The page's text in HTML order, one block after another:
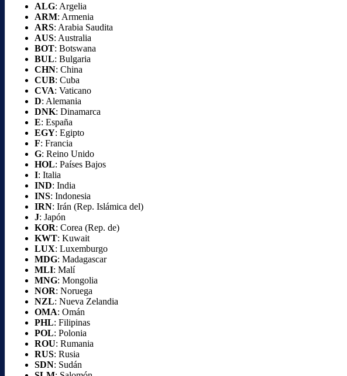
ALG: Argelia
ARM: Armenia
ARS: Arabia Saudita
AUS: Australia
BOT: Botswana
BUL: Bulgaria
CHN: China
CUB: Cuba
CVA: Vaticano
D: Alemania
DNK: Dinamarca
E: España
EGY: Egipto
F: Francia
G: Reino Unido
HOL: Países Bajos
I: Italia
IND: India
INS: Indonesia
IRN: Irán (Rep. Islámica del)
J: Japón
KOR: Corea (Rep. de)
KWT: Kuwait
LUX: Luxemburgo
MDG: Madagascar
MLI: Malí
MNG: Mongolia
NOR: Noruega
NZL: Nueva Zelandia
OMA: Omán
PHL: Filipinas
POL: Polonia
ROU: Rumania
RUS: Rusia
SDN: Sudán